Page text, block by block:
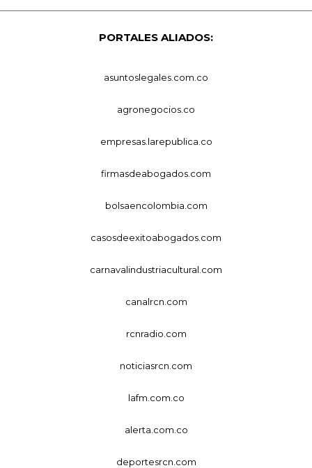
PORTALES ALIADOS:
asuntoslegales.com.co
agronegocios.co
empresas.larepublica.co
firmasdeabogados.com
bolsaencolombia.com
casosdeexitoabogados.com
carnavalindustriacultural.com
canalrcn.com
rcnradio.com
noticiasrcn.com
lafm.com.co
alerta.com.co
deportesrcn.com